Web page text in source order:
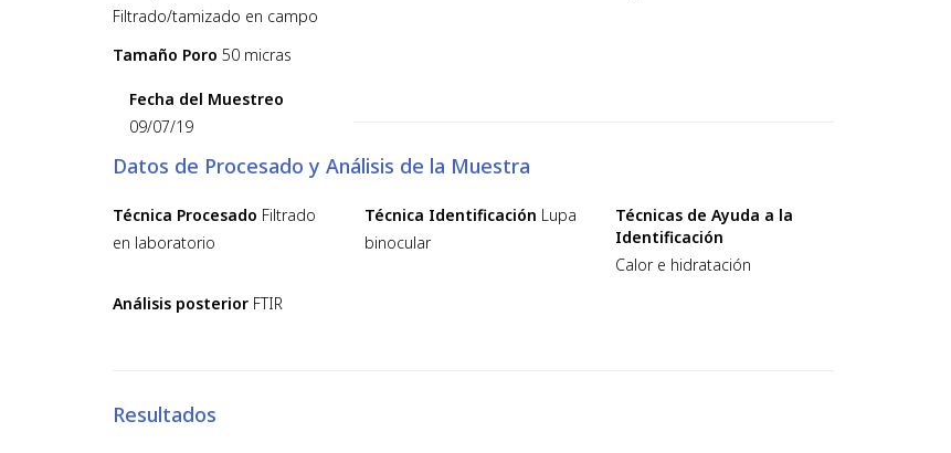
Filtrado/tamizado en campo
Tamaño Poro 50 micras
Fecha del Muestreo
09/07/19
Datos de Procesado y Análisis de la Muestra
Técnica Procesado Filtrado
en laboratorio
Técnica Identificación Lupa
binocular
Técnicas de Ayuda a la
Identificación
Calor e hidratación
Análisis posterior FTIR
Resultados